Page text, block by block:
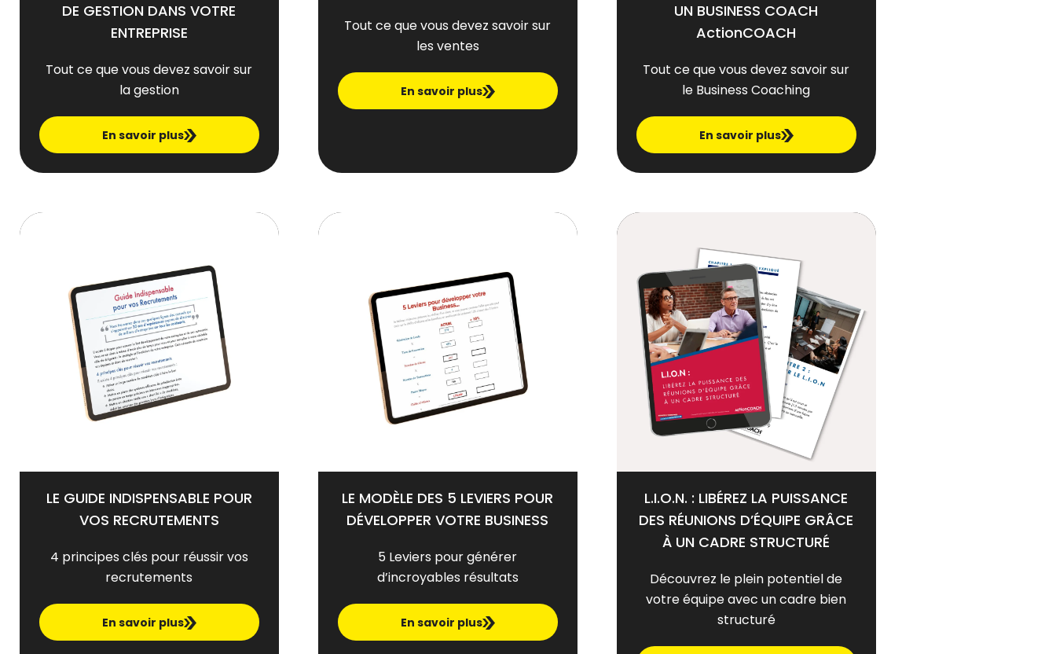
DE GESTION DANS VOTRE
ENTREPRISE
Tout ce que vous devez savoir sur
la gestion
En savoir plus
Tout ce que vous devez savoir sur
les ventes
En savoir plus
UN BUSINESS COACH
ActionCOACH
Tout ce que vous devez savoir sur
le Business Coaching
En savoir plus
LE GUIDE INDISPENSABLE POUR
VOS RECRUTEMENTS
4 principes clés pour réussir vos
recrutements
En savoir plus
LE MODÈLE DES 5 LEVIERS POUR
DÉVELOPPER VOTRE BUSINESS
5 Leviers pour générer
d’incroyables résultats
En savoir plus
L.I.O.N. : LIBÉREZ LA PUISSANCE
DES RÉUNIONS D’ÉQUIPE GRÂCE
À UN CADRE STRUCTURÉ
Découvrez le plein potentiel de
votre équipe avec un cadre bien
structuré